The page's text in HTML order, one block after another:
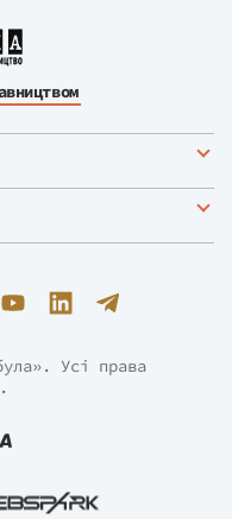
Усі права